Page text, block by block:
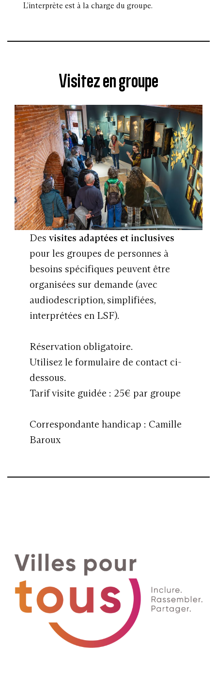
L’interprète est à la charge du groupe.
Visitez en groupe
Desvisites adaptées et inclusives
pour les groupes de personnes à
besoins spécifiques peuvent être
organisées sur demande (avec
audiodescription, simplifiées,
interprétées en LSF).
Réservation obligatoire.
Utilisez le formulaire de contact ci-
dessous.
Tarif visite guidée : 25€ par groupe
Correspondante handicap : Camille
Baroux